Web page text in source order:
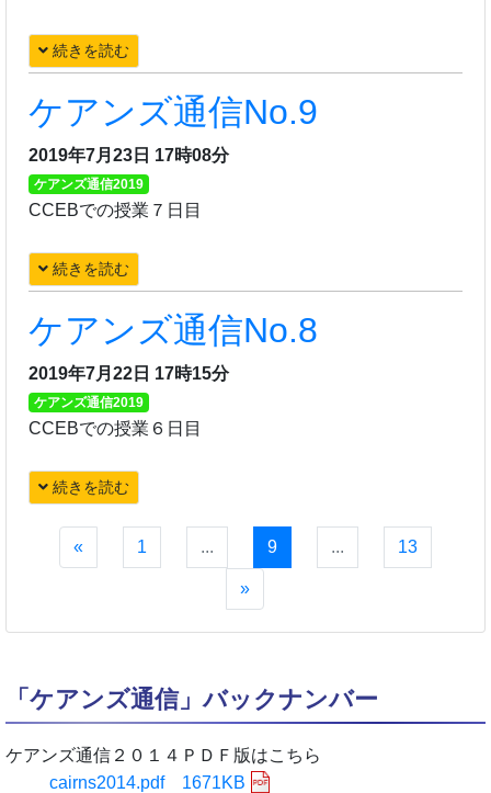
続きを読む
ケアンズ通信No.9
2019年7月23日 17時08分
ケアンズ通信2019
CCEBでの授業７日目
続きを読む
ケアンズ通信No.8
2019年7月22日 17時15分
ケアンズ通信2019
CCEBでの授業６日目
続きを読む
« 1 ... 9 ... 13
»
「ケアンズ通信」バックナンバー
ケアンズ通信２０１４ＰＤＦ版はこちら
cairns2014.pdf 1671KB